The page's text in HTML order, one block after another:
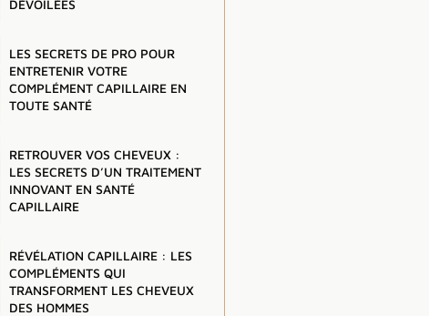
DÉVOILÉES
LES SECRETS DE PRO POUR
ENTRETENIR VOTRE
COMPLÉMENT CAPILLAIRE EN
TOUTE SANTÉ
RETROUVER VOS CHEVEUX :
LES SECRETS D’UN TRAITEMENT
INNOVANT EN SANTÉ
CAPILLAIRE
RÉVÉLATION CAPILLAIRE : LES
COMPLÉMENTS QUI
TRANSFORMENT LES CHEVEUX
DES HOMMES